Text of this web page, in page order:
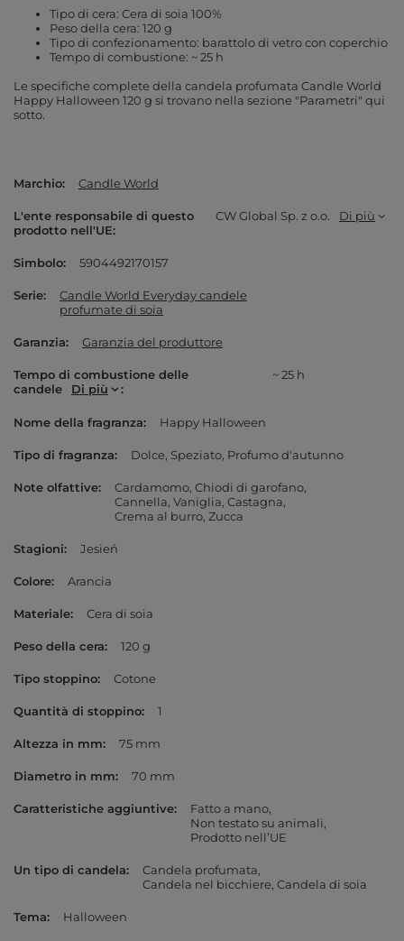
Tipo di cera: Cera di soia 100%
Peso della cera: 120 g
Tipo di confezionamento: barattolo di vetro con coperchio
Tempo di combustione: ~ 25 h
Le specifiche complete della candela profumata Candle World
Happy Halloween 120 g si trovano nella sezione "Parametri" qui
sotto.
Marchio Candle World
L'ente responsabile di questo
prodotto nell'UE
CW Global Sp. z o.o. Di più
Simbolo 5904492170157
Serie
Candle World Everyday candele
profumate di soia
Garanzia Garanzia del produttore
Tempo di combustione delle
candele
Di più
~ 25 h
Nome della fragranza Happy Halloween
Tipo di fragranza Dolce Speziato Profumo d'autunno
Note olfattive Cardamomo Chiodi di garofano
Cannella Vaniglia Castagna
Crema al burro Zucca
Stagioni Jesień
Colore Arancia
Materiale Cera di soia
Peso della cera 120 g
Tipo stoppino Cotone
Quantità di stoppino 1
Altezza in mm 75 mm
Diametro in mm 70 mm
Caratteristiche aggiuntive
Fatto a mano
Non testato su animali
Prodotto nell’UE
Un tipo di candela
Candela profumata
Candela nel bicchiere Candela di soia
Tema Halloween